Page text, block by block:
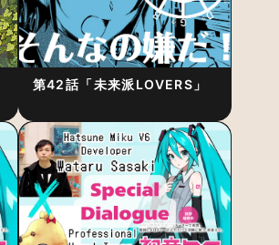
第42話「未来派LOVERS」